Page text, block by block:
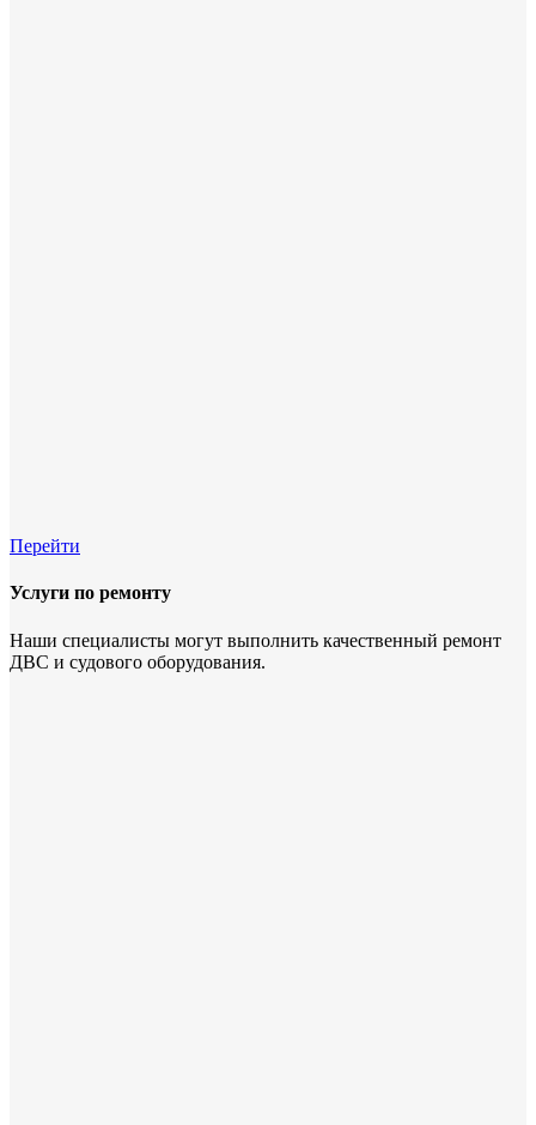
Перейти
Услуги по ремонту
Наши специалисты могут выполнить качественный ремонт
ДВС и судового оборудования.